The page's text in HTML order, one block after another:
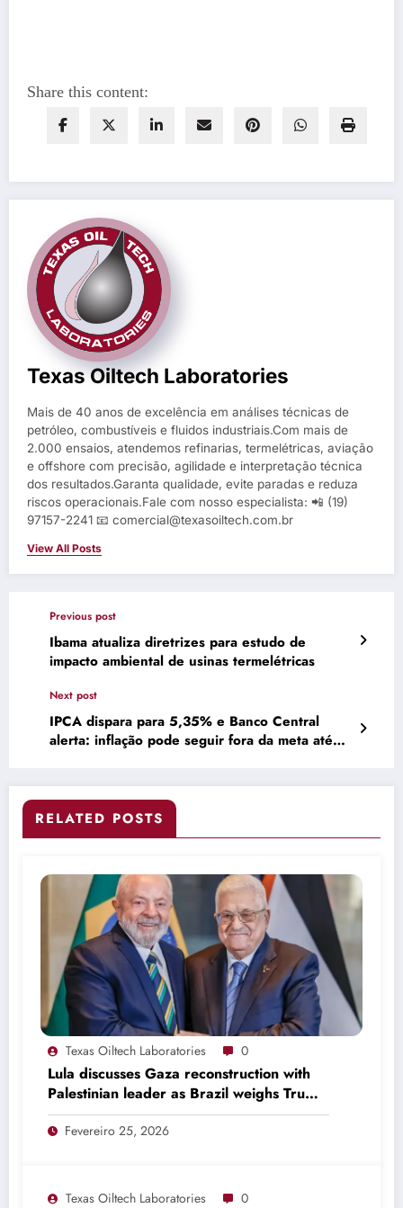
Share this content:
Texas Oiltech Laboratories
Mais de 40 anos de excelência em análises técnicas de
petróleo, combustíveis e fluidos industriais.Com mais de
2.000 ensaios, atendemos refinarias, termelétricas, aviação
e offshore com precisão, agilidade e interpretação técnica
dos resultados.Garanta qualidade, evite paradas e reduza
riscos operacionais.Fale com nosso especialista: 📲 (19)
97157-2241 📧 comercial@texasoiltech.com.br
View All Posts
Previous post
Ibama atualiza diretrizes para estudo de
impacto ambiental de usinas termelétricas
Next post
IPCA dispara para 5,35% e Banco Central
alerta: inflação pode seguir fora da meta até
RELATED POSTS
Texas Oiltech Laboratories 0
Lula discusses Gaza reconstruction with
Palestinian leader as Brazil weighs Trump
invitation
Fevereiro 25, 2026
Texas Oiltech Laboratories 0